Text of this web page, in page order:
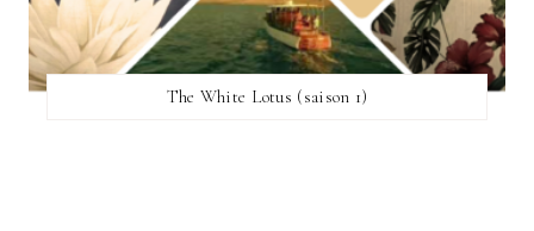
The White Lotus (saison 1)